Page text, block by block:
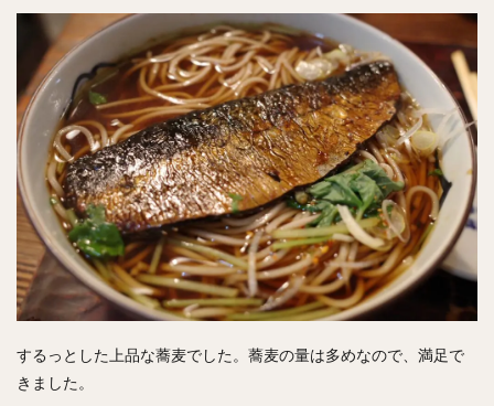
するっとした上品な蕎麦でした。蕎麦の量は多めなので、満足で
きました。